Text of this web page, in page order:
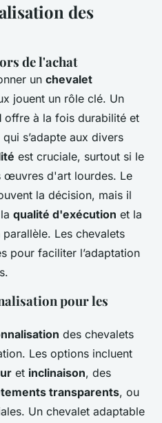
des
de l'achat
un chevalet
jouent un rôle clé. Un
offre à la fois durabilité et
qui s’adapte aux divers
est cruciale, surtout si le
œuvres d'art lourdes. Le
la décision, mais il
qualité d'exécution et la
parallèle. Les chevalets
pour faciliter l’adaptation
pour les
des chevalets
Les options incluent
et inclinaison, des
transparents, ou
Un chevalet adaptable